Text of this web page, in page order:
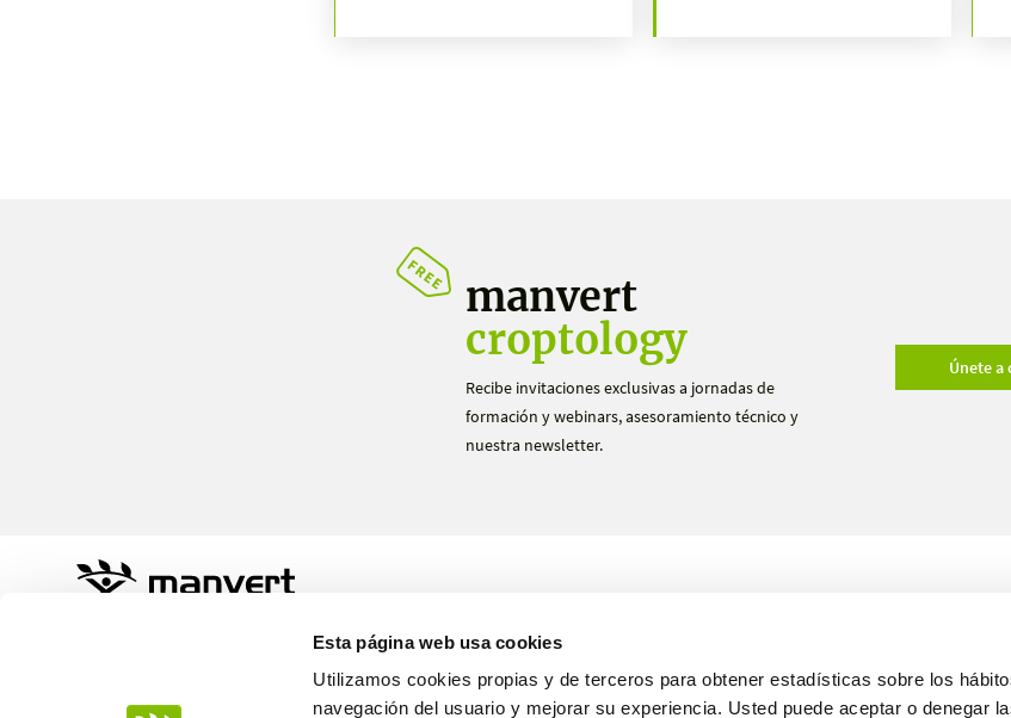
Esta página web usa cookies
Utilizamos cookies propias y de terceros para obtener estadísticas sobre los
navegación del usuario y mejorar su experiencia. Usted puede aceptar o denegar
manvert
croptology
Recibe invitaciones exclusivas a jornadas de
formación y webinars, asesoramiento técnico y
nuestra newsletter.
Únete
Nosotros Hazte distribuidor